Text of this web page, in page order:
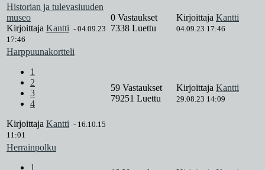
Historian ja tulevasiuuden
museo
Kirjoittaja Kantti - 04.09.23
17:46
0 Vastaukset
7338 Luettu
Kirjoittaja Kantti
04.09.23 17:46
Harppuunakortteli
1
2
3
4
Kirjoittaja Kantti - 16.10.15
11:01
59 Vastaukset
79251 Luettu
Kirjoittaja Kantti
29.08.23 14:09
Herrainpolku
1